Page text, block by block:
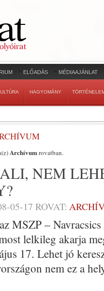
ELŐADÁS MÉDIAAJÁNLAT
HAGYOMÁNY
Archívumrovatban.
NEM
05-17 ROVAT:
MSZP –
lelkileg akarja
17. Lehet jó
nem ez a